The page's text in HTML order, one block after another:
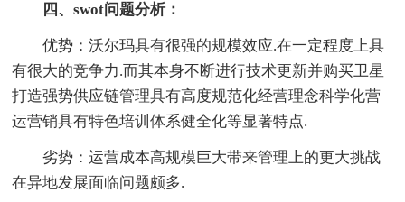
四、swot问题分析：
优势：沃尔玛具有很强的规模效应.在一定程度上具
有很大的竞争力.而其本身不断进行技术更新并购买卫星
打造强势供应链管理具有高度规范化经营理念科学化营
运营销具有特色培训体系健全化等显著特点.
劣势：运营成本高规模巨大带来管理上的更大挑战
在异地发展面临问题颇多.